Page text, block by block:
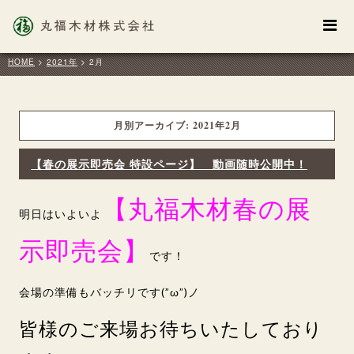
HOME>2021年>2月
月別アーカイブ: 2021年2月
【春の展示即売会 特設ページ】 動画随時公開中！
明日はいよいよ
【丸福木材春の展
示即売会】
です！
会場の準備もバッチリです(”ω”)ノ
皆様のご来場お待ちいたしており